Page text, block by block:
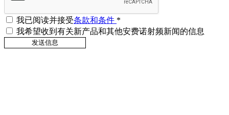
我已阅读并接受条款和条件 *
我希望收到有关新产品和其他安费诺射频新闻的信息